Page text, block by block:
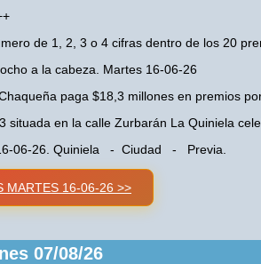
de 1, 2, 3 o 4 cifras dentro de los 20
a la cabeza. Martes 16-06-26
paga $18,3 millones en premios
en la calle Zurbarán La Quiniela
06-26. Quiniela - Ciudad - Previa.
MARTES 16-06-26 >>
07/08/26